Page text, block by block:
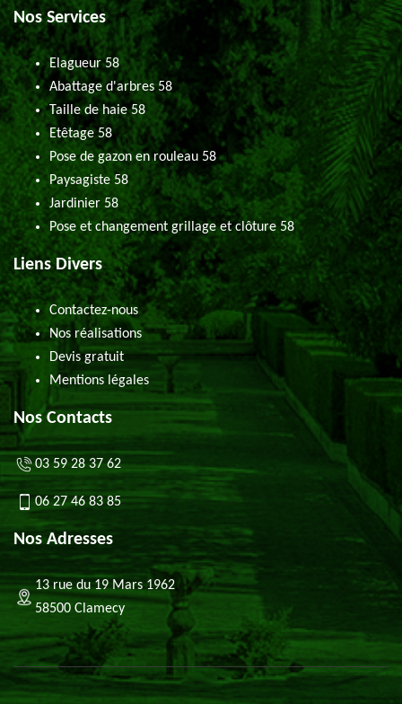
Nos Services
Elagueur 58
Abattage d'arbres 58
Taille de haie 58
Etêtage 58
Pose de gazon en rouleau 58
Paysagiste 58
Jardinier 58
Pose et changement grillage et clôture 58
Liens Divers
Contactez-nous
Nos réalisations
Devis gratuit
Mentions légales
Nos Contacts
03 59 28 37 62
06 27 46 83 85
Nos Adresses
13 rue du 19 Mars 1962
58500 Clamecy